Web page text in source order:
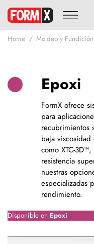
Home Moldeo y Fundición
Epoxi
FormX ofrece
para
recubrimientos
baja
como XTC-
resistencia
nuestras
especializadas
rendimiento.
Disponible en Epoxi